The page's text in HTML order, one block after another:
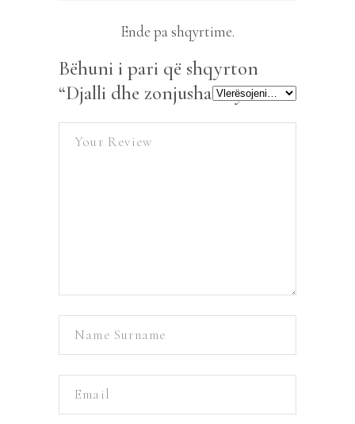
Ende pa shqyrtime.
Bëhuni i pari që shqyrton
“Djalli dhe zonjusha Prym”